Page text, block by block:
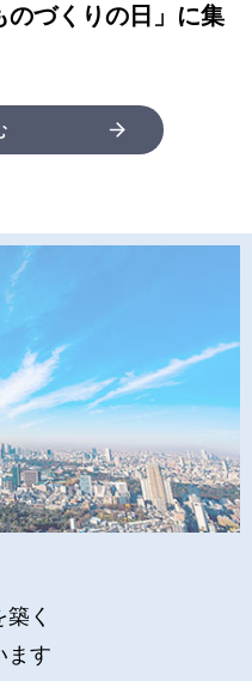
のづくりの日」に集
く
ます